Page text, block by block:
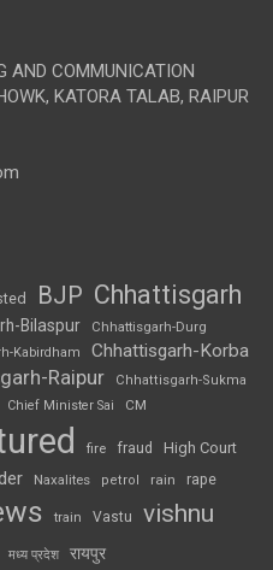
AND COMMUNICATION
KATORA TALAB, RAIPUR
BJP Chhattisgarh
Bilaspur Chhattisgarh-Durg
Kabirdham Chhattisgarh-Korba
Raipur
Chhattisgarh-Sukma
Chief Minister Sai CM
fire fraud High Court
Naxalites petrol rain rape
train Vastu vishnu
मध्य प्रदेश रायपुर